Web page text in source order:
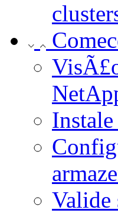
Valide